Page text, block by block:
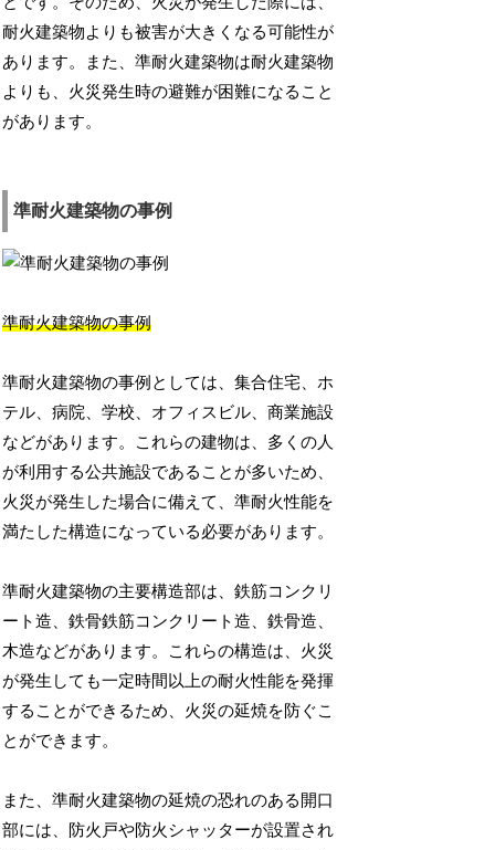
耐火建築物よりも被害が大きくなる可能性が
あります。また、準耐火建築物は耐火建築物
よりも、火災発生時の避難が困難になること
があります。
準耐火建築物の事例
準耐火建築物の事例
準耐火建築物の事例としては、集合住宅、ホ
テル、病院、学校、オフィスビル、商業施設
などがあります。これらの建物は、多くの人
が利用する公共施設であることが多いため、
火災が発生した場合に備えて、準耐火性能を
満たした構造になっている必要があります。
準耐火建築物の主要構造部は、鉄筋コンクリ
ート造、鉄骨鉄筋コンクリート造、鉄骨造、
木造などがあります。これらの構造は、火災
が発生しても一定時間以上の耐火性能を発揮
することができるため、火災の延焼を防ぐこ
とができます。
また、準耐火建築物の延焼の恐れのある開口
部には、防火戸や防火シャッターが設置され